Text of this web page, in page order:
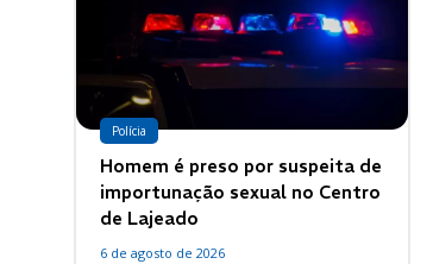
Polícia
Homem é preso por suspeita de
importunação sexual no Centro
de Lajeado
6 de agosto de 2026